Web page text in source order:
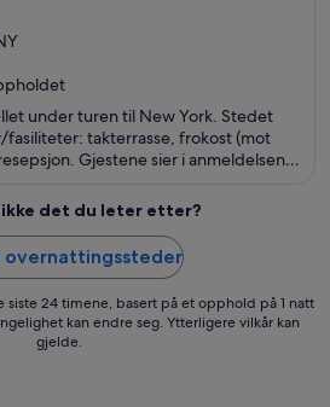
under turen til New York. Stedet
takterrasse, frokost (mot
Gjestene sier i anmeldelsene
severdigheter som Grand Central
ikke det du leter etter?
overnattingssteder
siste 24 timene, basert på et opphold på 1 natt
kan endre seg. Ytterligere vilkår kan
gjelde.